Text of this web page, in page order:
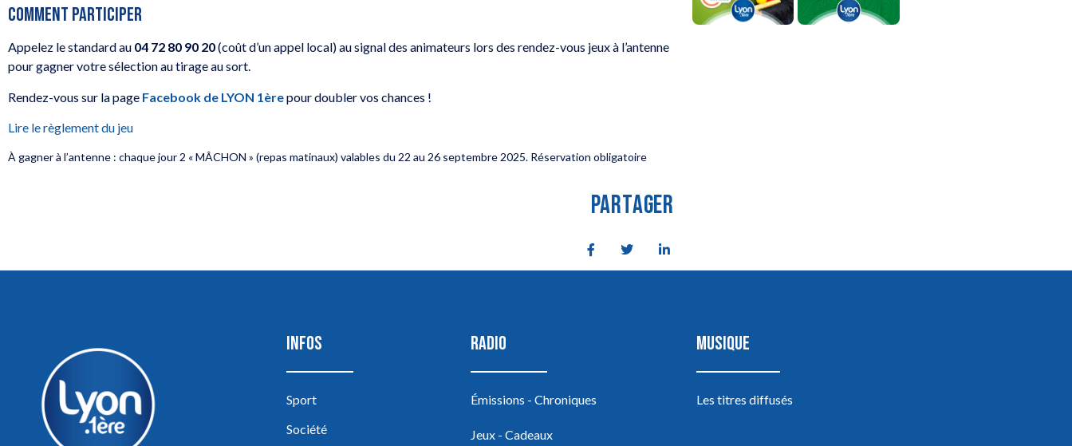
COMMENT PARTICIPER
Appelez le standard au 04 72 80 90 20(coût d’un appel local) au signal des animateurs lors des rendez-vous jeux à l’antenne
pour gagner votre sélection au tirage au sort.
Rendez-vous sur la page Facebook de LYON 1èrepour doubler vos chances !
Lire le règlement du jeu
À gagner à l’antenne : chaque jour 2 « MÂCHON » (repas matinaux) valables du 22 au 26 septembre 2025. Réservation obligatoire
PARTAGER
INFOS
Sport
Société
RADIO
Émissions - Chroniques
Jeux - Cadeaux
MUSIQUE
Les titres diffusés